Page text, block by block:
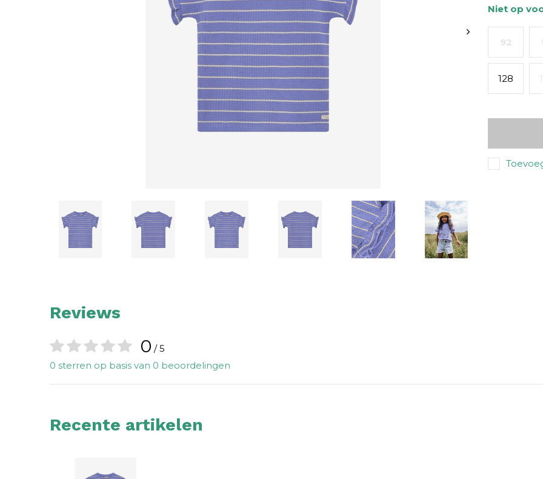
Niet op
92
128
Reviews
0 / 5
0 sterren op basis van 0 beoordelingen
Recente artikelen